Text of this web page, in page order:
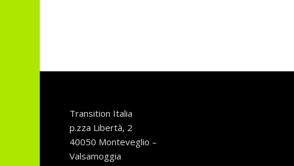
Transition Italia
p.zza Libertà, 2
40050 Monteveglio –
Valsamoggia